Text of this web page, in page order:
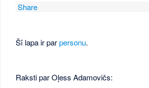
Share
Šī lapa ir parpersonu.
Raksti par Oļess Adamovičs: